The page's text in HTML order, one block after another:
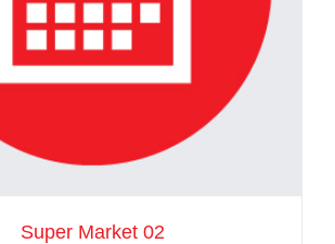
Super Market 02